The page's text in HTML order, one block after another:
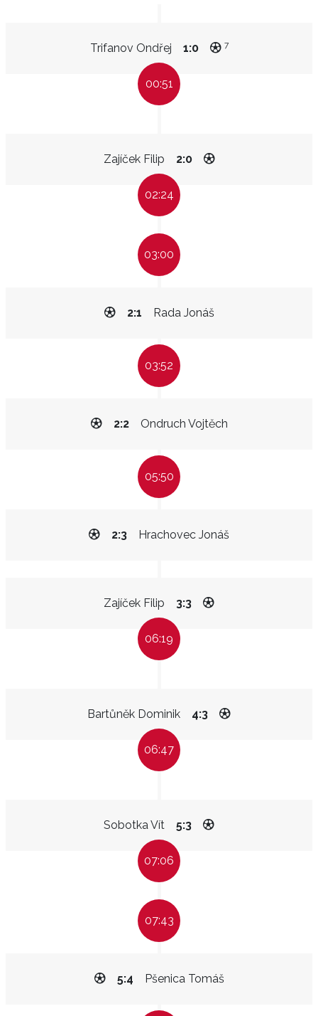
Trifanov Ondřej 1:0 7
00:51
Zajíček Filip 2:0
02:24
03:00
Rada Jonáš
2:1
03:52
Ondruch Vojtěch
2:2
05:50
Hrachovec Jonáš
2:3
Zajíček Filip 3:3
06:19
Bartůněk Dominik 4:3
06:47
Sobotka Vít 5:3
07:06
07:43
Pšenica Tomáš
5:4